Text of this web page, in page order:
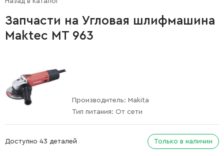
Запчасти на Угловая шлифмашина
Maktec MT 963
Производитель: Makita
Тип питания: От сети
Доступно 43 деталей Только в наличии